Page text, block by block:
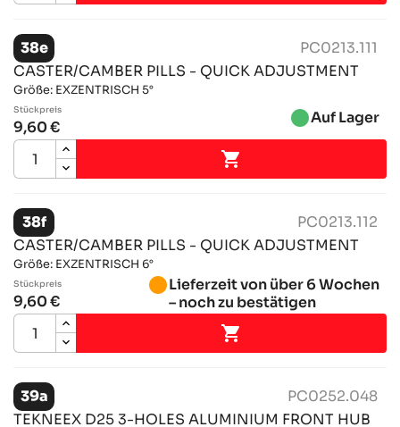
38e
PC0213.111
CASTER/CAMBER PILLS - QUICK ADJUSTMENT
Größe: EXZENTRISCH 5°
Stückpreis
9,60 € brightness_1Auf Lager

38f
PC0213.112
CASTER/CAMBER PILLS - QUICK ADJUSTMENT
Größe: EXZENTRISCH 6°
Stückpreis
9,60 €
brightness_1Lieferzeit von über 6 Wochen
– noch zu bestätigen

39a
PC0252.048
TEKNEEX D25 3-HOLES ALUMINIUM FRONT HUB